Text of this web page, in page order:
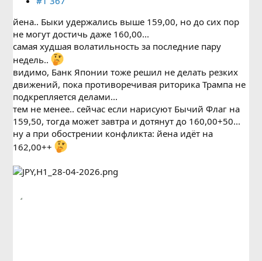
йена.. Быки удержались выше 159,00, но до сих пор
не могут достичь даже 160,00...
самая худшая волатильность за последние пару
недель..
видимо, Банк Японии тоже решил не делать резких
движений, пока противоречивая риторика Трампа не
подкрепляется делами...
тем не менее.. сейчас если нарисуют Бычий Флаг на
159,50, тогда может завтра и дотянут до 160,00+50...
ну а при обострении конфликта: йена идёт на
162,00++